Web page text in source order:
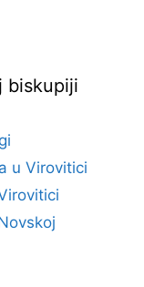
biskupiji
u Virovitici